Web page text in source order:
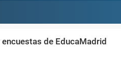
de EducaMadrid